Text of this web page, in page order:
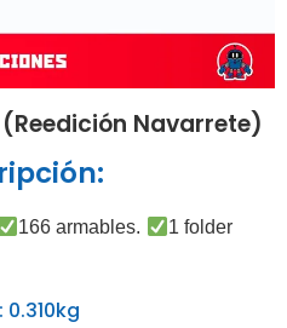
Navarrete)
166 armables.
1 folder
0.310kg